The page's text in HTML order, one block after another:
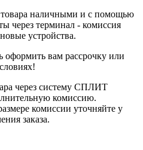
наличными и с помощью
через терминал - комиссия
устройства.
вам рассрочку или
через систему СПЛИТ
комиссию.
комиссии уточняйте у
заказа.